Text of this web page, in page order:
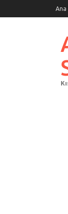
to
Ana